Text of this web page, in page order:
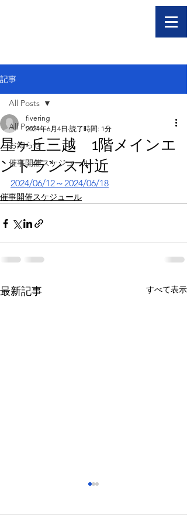
記事
All Posts
お知らせ
催事開催スケジュール
All Posts
星ヶ丘三越 1階メインエ
ントランス付近
fivering
2024年6月4日 読了時間: 1分
2024/06/12～2024/06/18
催事開催スケジュール
最新記事 すべて表示